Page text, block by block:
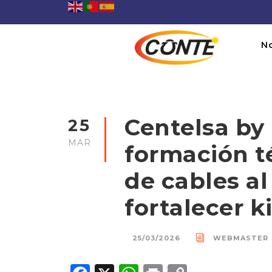
25
MAR
Centelsa
formación
de cables al
fortalecer
25/03/2026 WEBMASTER